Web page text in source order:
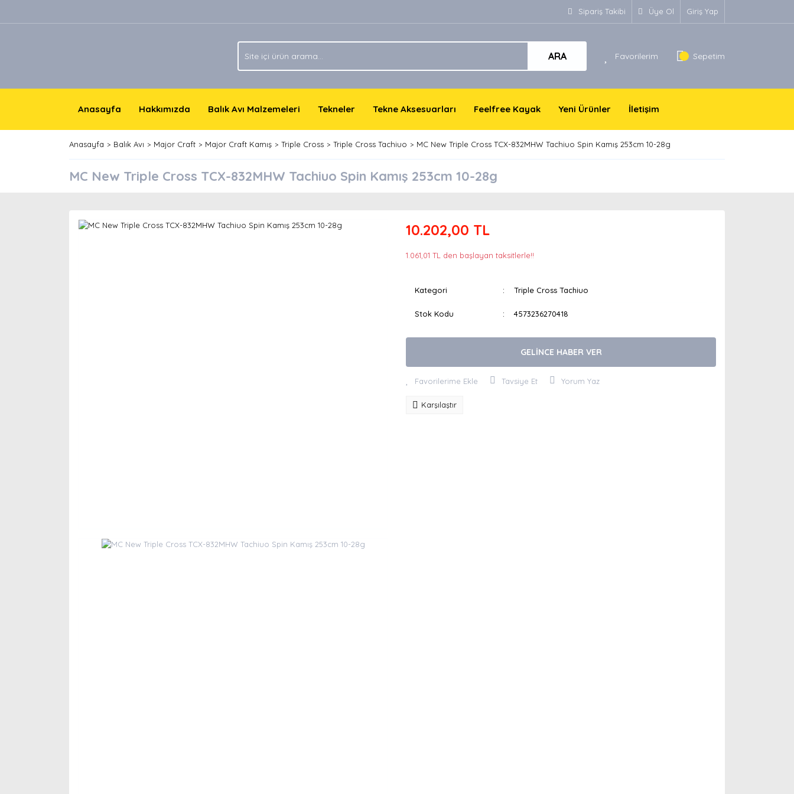
Sipariş Takibi Üye Ol Giriş Yap
ARA Favorilerim Sepetim
Anasayfa Hakkımızda Balık Avı Malzemeleri Tekneler Tekne Aksesuarları Feelfree Kayak Yeni Ürünler İletişim
Anasayfa Balık Avı Major Craft Major Craft Kamış Triple Cross Triple Cross Tachiuo MC New Triple Cross TCX-832MHW Tachiuo Spin Kamış 253cm 10-28g
MC New Triple Cross TCX-832MHW Tachiuo Spin Kamış 253cm 10-28g
10.202,00 TL
1.061,01 TL den başlayan taksitlerle!!
Kategori Triple Cross Tachiuo
Stok Kodu 4573236270418
GELİNCE HABER VER
Tavsiye Et Yorum Yaz
Karşılaştır